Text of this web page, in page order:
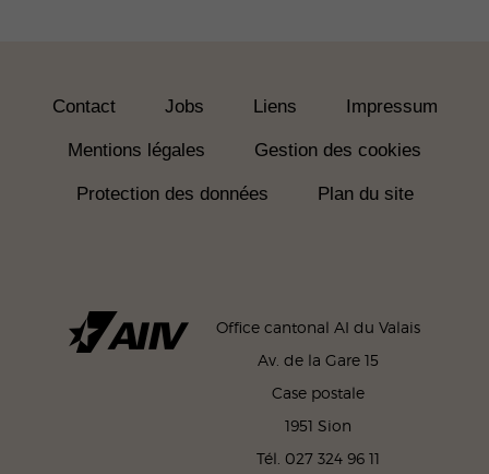
Contact Jobs Liens Impressum
Mentions légales Gestion des cookies
Protection des données Plan du site
Office cantonal AI du Valais
Av. de la Gare 15
Case postale
1951 Sion
Tél. 027 324 96 11